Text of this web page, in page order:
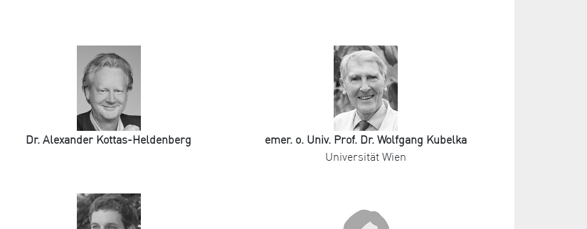
Dr. Alexander Kottas-Heldenberg
emer. o. Univ. Prof. Dr. Wolfgang Kubelka
Universität Wien